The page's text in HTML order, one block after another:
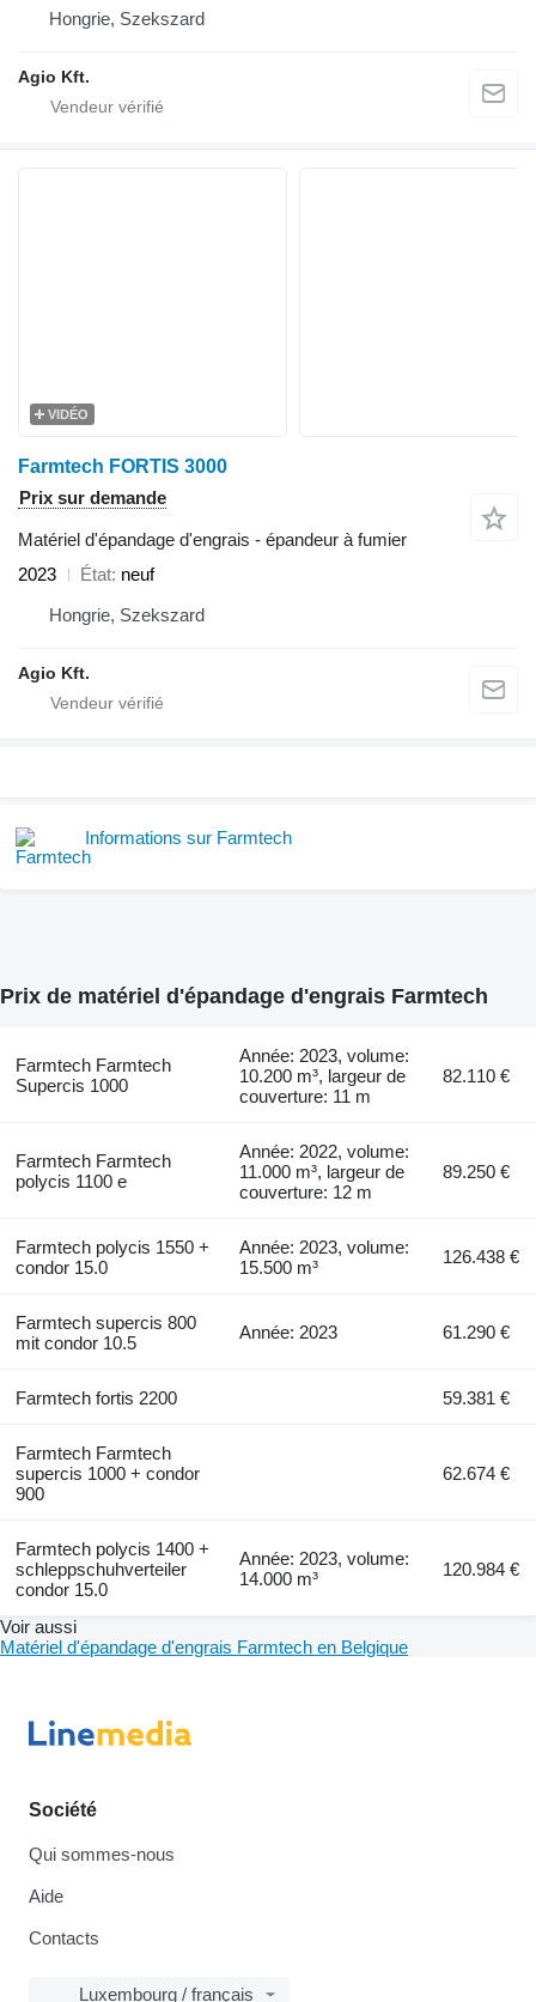
Hongrie, Szekszard
Agio Kft.
VIDÉO
Farmtech FORTIS 3000
Prix sur demande
Matériel d'épandage d'engrais - épandeur à fumier
2023
État neuf
Hongrie, Szekszard
Agio Kft.
Informations sur Farmtech
Prix de matériel d'épandage d'engrais Farmtech
Farmtech Farmtech
Supercis 1000
Année: 2023, volume:
10.200 m³, largeur de
couverture: 11 m
82.110 €
Farmtech Farmtech
polycis 1100 e
Année: 2022, volume:
11.000 m³, largeur de
couverture: 12 m
89.250 €
Farmtech polycis 1550 +
condor 15.0
Année: 2023, volume:
15.500 m³
126.438 €
Farmtech supercis 800
mit condor 10.5
Année: 2023 61.290 €
Farmtech fortis 2200 59.381 €
Farmtech Farmtech
supercis 1000 + condor
900
62.674 €
Farmtech polycis 1400 +
schleppschuhverteiler
condor 15.0
Année: 2023, volume:
14.000 m³
120.984 €
Voir aussi
Matériel d'épandage d'engrais Farmtech en Belgique
Société
Qui sommes-nous
Aide
Contacts
Luxembourg / français